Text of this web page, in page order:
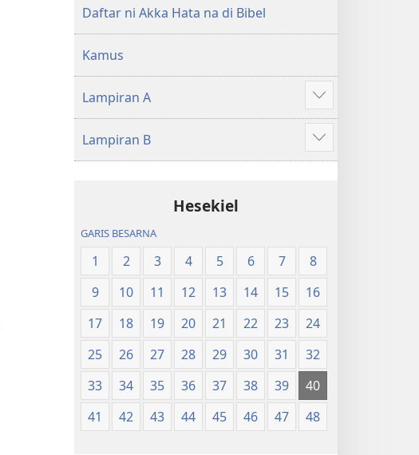
Daftar ni Akka Hata na di Bibel
Kamus
Lampiran A
Patudu
na
umgodang
Lampiran B
Patudu
na
Hesekiel
GARIS BESARNA
1 2 3 4 5 6 7
8
9
10 11 12 13 14 15
16
17
18 19 20 21 22 23
24
25
26 27 28 29 30 31
32
33
34 35 36 37 38 39
40
41
42 43 44 45 46 47 48